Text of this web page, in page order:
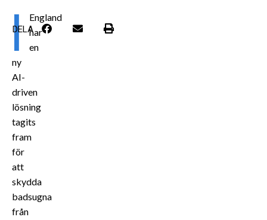
I England
har
en
ny
AI-
driven
lösning
tagits
fram
för
att
skydda
badsugna
från
DELA